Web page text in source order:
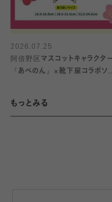
2026.07.25
阿倍野区マスコットキャラクタ
『あべのん』×靴下屋コラボソッ
もっとみる